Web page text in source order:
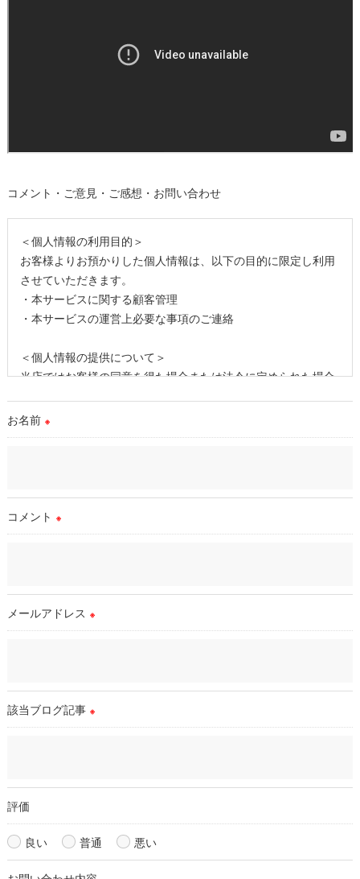
コメント・ご意見・ご感想・お問い合わせ
＜個人情報の利用目的＞
お客様よりお預かりした個人情報は、以下の目的に限定し利用
させていただきます。
・本サービスに関する顧客管理
・本サービスの運営上必要な事項のご連絡
＜個人情報の提供について＞
当店ではお客様の同意を得た場合または法令に定められた場合
取得した個人情報を第三者に提供することはいたしません。
これらの委託先に対しては個人情報保護契約等の措置をとり、
適切な監督を行います。
理対策を実施します。
＜個人情報の開示･訂正・削除･利用停止の手続について＞
個人情報の開示･訂正･削除・利用停止の具体的手続きにつきま
しては、お電話でお問合せ下さい。
お名前 ※
コメント ※
メールアドレス ※
該当ブログ記事 ※
評価
良い 普通 悪い